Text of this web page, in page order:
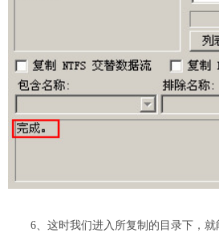
6、这时我们进入所复制的目录下，就